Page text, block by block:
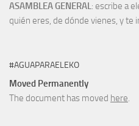
ASAMBLEA GENERAL: escribe a
quién eres, de dónde vienes, y te
#AGUAPARAELEKO
Moved Permanently
The document has moved here.